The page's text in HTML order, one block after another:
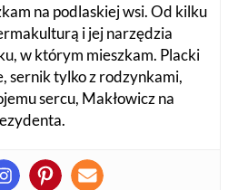
na podlaskiej wsi. Od kilku
i jej narzędzia
w którym mieszkam. Placki
sernik tylko z rodzynkami,
sercu, Makłowicz na